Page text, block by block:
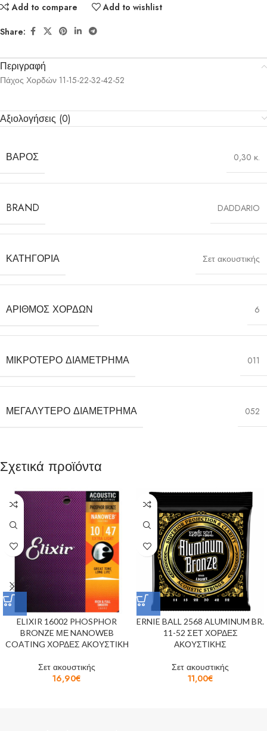
Add to compare
Add to wishlist
Share:
Περιγραφή
Πάχος Χορδών 11-15-22-32-42-52
Αξιολογήσεις (0)
ΒΆΡΟΣ 0,30 κ.
BRAND DADDARIO
ΚΑΤΗΓΟΡΊΑ Σετ ακουστικής
ΑΡΙΘΜΌΣ ΧΟΡΔΏΝ 6
ΜΙΚΡΌΤΕΡΟ ΔΙΑΜΈΤΡΗΜΑ 011
ΜΕΓΑΛΎΤΕΡΟ ΔΙΑΜΈΤΡΗΜΑ 052
Σχετικά προϊόντα
ELIXIR 16002 PHOSPHOR
BRONZE ΜΕ NANOWEB
COATING ΧΟΡΔΕΣ ΑΚΟΥΣΤΙΚΗ
Σετ ακουστικής
16,90€
ERNIE BALL 2568 ALUMINUM BR.
11-52 ΣΕΤ ΧΟΡΔΕΣ
ΑΚΟΥΣΤΙΚΗΣ
Σετ ακουστικής
11,00€